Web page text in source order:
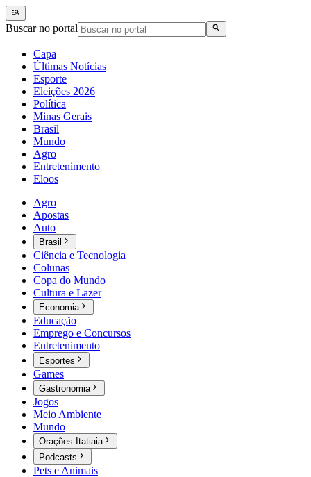
Buscar no portal
Capa
Últimas Notícias
Esporte
Eleições 2026
Política
Minas Gerais
Brasil
Mundo
Agro
Entretenimento
Eloos
Agro
Apostas
Auto
Brasil
Ciência e Tecnologia
Colunas
Copa do Mundo
Cultura e Lazer
Economia
Educação
Emprego e Concursos
Entretenimento
Esportes
Games
Gastronomia
Jogos
Meio Ambiente
Mundo
Orações Itatiaia
Podcasts
Pets e Animais